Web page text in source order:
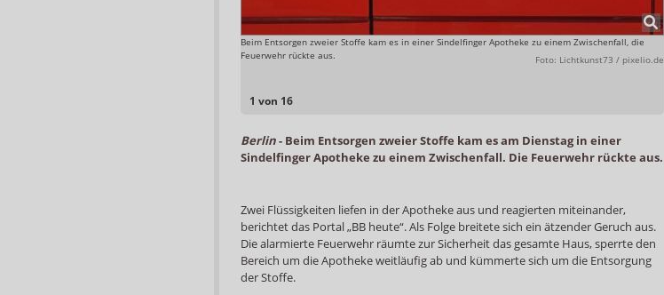
1 von 16
Beim Entsorgen zweier Stoffe kam es in einer Sindelfinger Apotheke zu einem Zwischenfall, die
Feuerwehr rückte aus.
Foto: Lichtkunst73 / pixelio.de
Berlin- Beim Entsorgen zweier Stoffe kam es am Dienstag in einer
Sindelfinger Apotheke zu einem Zwischenfall. Die Feuerwehr rückte aus.
Zwei Flüssigkeiten liefen in der Apotheke aus und reagierten miteinander,
berichtet das Portal „BB heute“. Als Folge breitete sich ein ätzender Geruch aus.
Die alarmierte Feuerwehr räumte zur Sicherheit das gesamte Haus, sperrte den
Bereich um die Apotheke weitläufig ab und kümmerte sich um die Entsorgung
der Stoffe.